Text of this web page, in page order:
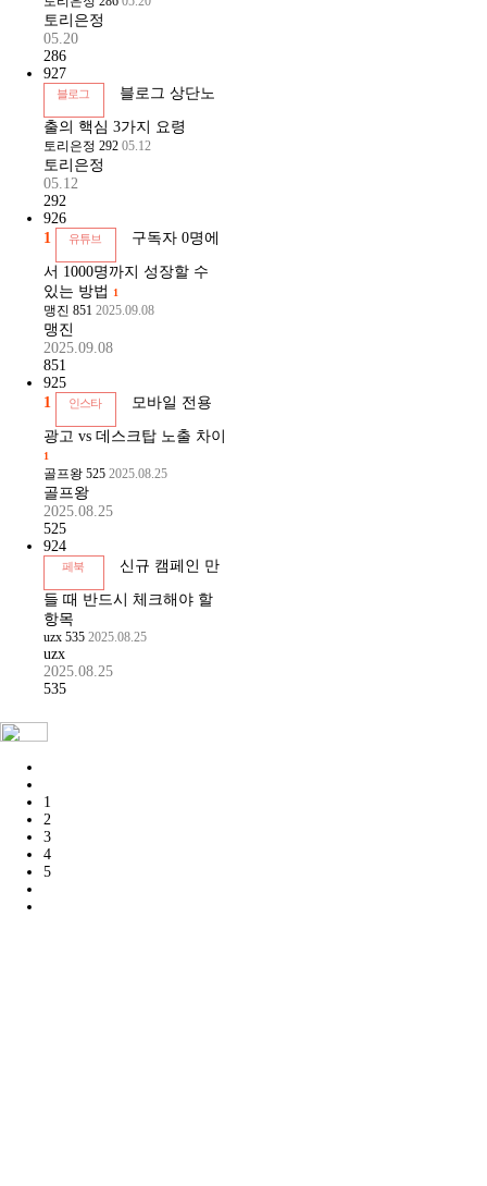
토리은정
05.20
286
927
블로그 블로그 상단노
출의 핵심 3가지 요령
토리은정 292 05.12
토리은정
05.12
292
926
1
유튜브 구독자 0명에
서 1000명까지 성장할 수
있는 방법
1
맹진 851 2025.09.08
맹진
2025.09.08
851
925
1
인스타 모바일 전용
광고 vs 데스크탑 노출 차이
1
골프왕 525 2025.08.25
골프왕
2025.08.25
525
924
페북 신규 캠페인 만
들 때 반드시 체크해야 할
항목
uzx 535 2025.08.25
uzx
2025.08.25
535
1
2
3
4
5